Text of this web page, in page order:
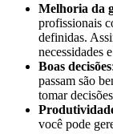
Melhoria da
profissionais
definidas.
necessidades
Boas decisões
passam são
tomar
você pode